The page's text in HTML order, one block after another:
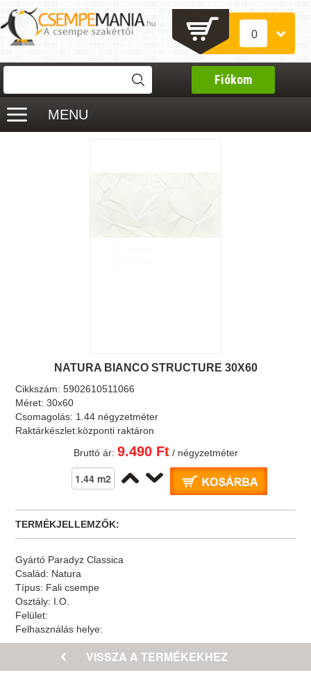
0
Fiókom
MENU
NATURA BIANCO STRUCTURE 30X60
Cikkszám:5902610511066
Méret:30x60
Csomagolás: 1.44 négyzetméter
Raktárkészlet:központi raktáron
Bruttó ár: 9.490 Ft/ négyzetméter
TERMÉKJELLEMZŐK:
Gyártó Paradyz Classica
Család: Natura
Típus: Fali csempe
Osztály: I.O.
Felület:
Felhasználás helye: